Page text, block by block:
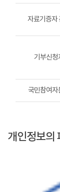
자료기증자
기부신청
국민참여자
개인정보의